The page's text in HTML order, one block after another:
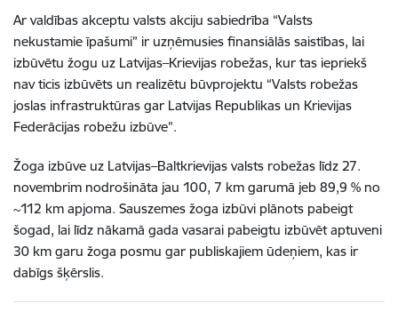
Ar valdības akceptu valsts akciju sabiedrība “Valsts
nekustamie īpašumi” ir uzņēmusies finansiālās saistības, lai
izbūvētu žogu uz Latvijas–Krievijas robežas, kur tas iepriekš
nav ticis izbūvēts un realizētu būvprojektu “Valsts robežas
joslas infrastruktūras gar Latvijas Republikas un Krievijas
Federācijas robežu izbūve”.
Žoga izbūve uz Latvijas–Baltkrievijas valsts robežas līdz 27.
novembrim nodrošināta jau 100, 7 km garumā jeb 89,9 % no
~112 km apjoma. Sauszemes žoga izbūvi plānots pabeigt
šogad, lai līdz nākamā gada vasarai pabeigtu izbūvēt aptuveni
30 km garu žoga posmu gar publiskajiem ūdeņiem, kas ir
dabīgs šķērslis.